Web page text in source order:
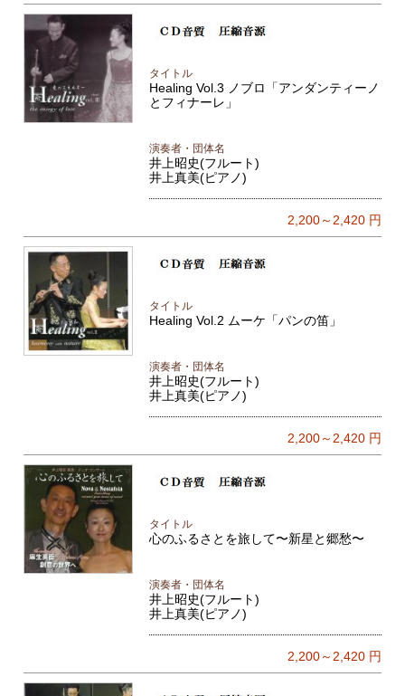
タイトル
Healing Vol.3 ノブロ「アンダンティーノ
とフィナーレ」
演奏者・団体名
井上昭史(フルート)
井上真美(ピアノ)
2,200～2,420円
タイトル
Healing Vol.2 ムーケ「パンの笛」
演奏者・団体名
井上昭史(フルート)
井上真美(ピアノ)
2,200～2,420円
タイトル
心のふるさとを旅して〜新星と郷愁〜
演奏者・団体名
井上昭史(フルート)
井上真美(ピアノ)
2,200～2,420円